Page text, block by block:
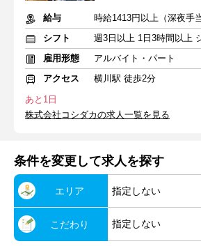
給与
シフト
雇用形態
アルバイト・パート
アクセス
横川駅 徒歩2分
あと1日
株式会社コシダカの求人一覧を見る
条件を変更して求人を探す
エリア 指定しない
こだわり 指定しない